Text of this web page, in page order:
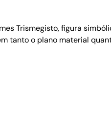
Trismegisto, figura
tanto o plano material